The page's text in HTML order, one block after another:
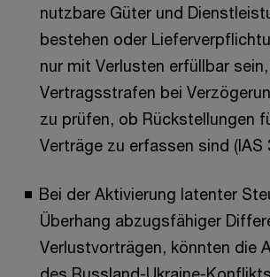
nutzbare Güter und
bestehen oder
nur mit Verlusten erfüllbar
Vertragsstrafen bei
zu prüfen, ob Rückstellungen
Verträge zu erfassen sind (IAS
Bei der Aktivierung latenter
Überhang abzugsfähiger
Verlustvorträgen, könnten die